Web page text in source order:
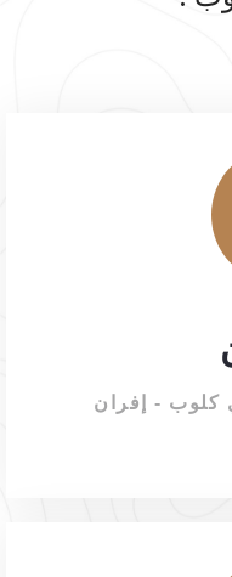
كلوب - إفران